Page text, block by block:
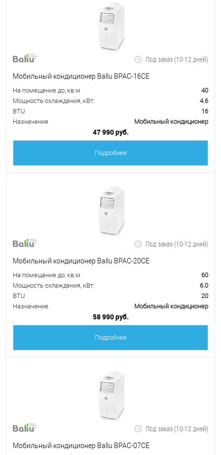
Под заказ (10-12 дней)
Мобильный кондиционер Ballu BPAC-16CE
На помещение до, кв.м
40
Мощность охлаждения, кВт:
4.6
BTU
16
Назначение
Мобильный кондиционер
47 990 руб.
Подробнее
Под заказ (10-12 дней)
Мобильный кондиционер Ballu BPAC-20CE
На помещение до, кв.м
60
Мощность охлаждения, кВт:
6.0
BTU
20
Назначение
Мобильный кондиционер
58 990 руб.
Подробнее
Под заказ (10-12 дней)
Мобильный кондиционер Ballu BPAC-07CE